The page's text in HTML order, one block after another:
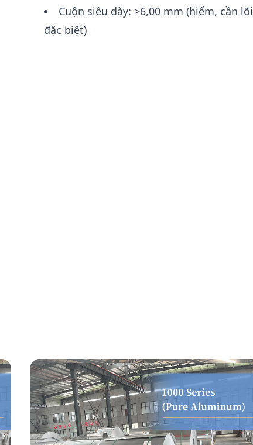
Cuộn siêu dày: >6,00 mm (hiếm, cần lõi
đặc biệt)